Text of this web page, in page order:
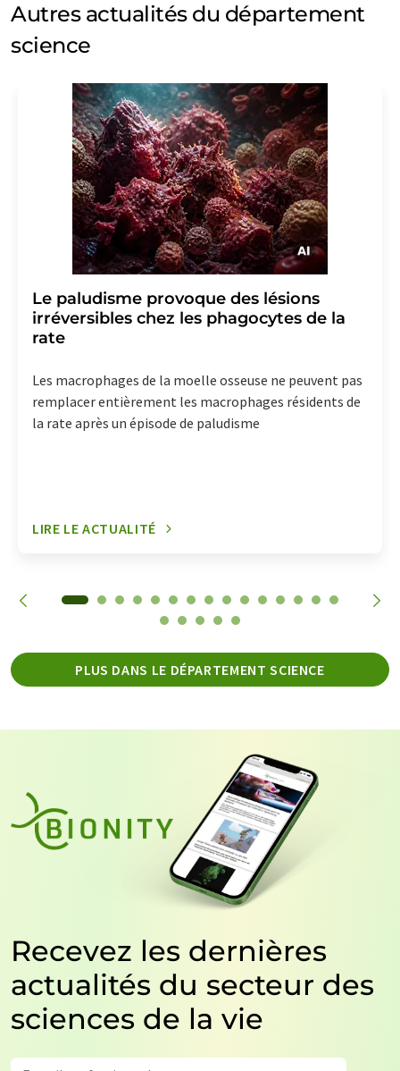
Autres actualités du département
science
Le paludisme provoque des lésions
irréversibles chez les phagocytes de la
rate
Les macrophages de la moelle osseuse ne peuvent pas
remplacer entièrement les macrophages résidents de
la rate après un épisode de paludisme
LIRE LE ACTUALITÉ
PLUS DANS LE DÉPARTEMENT SCIENCE
Recevez les dernières
actualités du secteur des
sciences de la vie